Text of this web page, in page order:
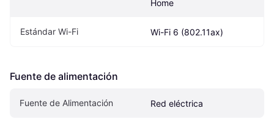
Home
Estándar Wi-Fi Wi-Fi 6 (802.11ax)
Fuente de alimentación
Fuente de Alimentación Red eléctrica